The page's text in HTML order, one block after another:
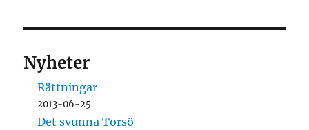
Nyheter
Rättningar
2013-06-25
Det svunna Torsö